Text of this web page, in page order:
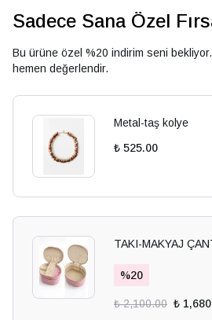
Sadece Sana Özel
Bu ürüne özel %20 indirim seni bekliyor.
hemen değerlendir.
Metal-taş kolye
₺ 525.00
TAKI-MAKYAJ
%20
₺ 2,100.00 ₺